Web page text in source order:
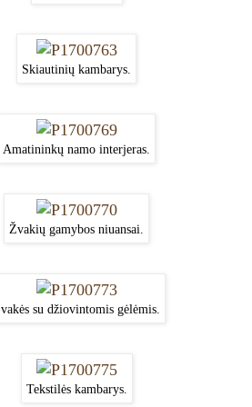
Skiautinių kambarys.
Amatininkų namo interjeras.
Žvakių gamybos niuansai.
su džiovintomis gėlėmis.
Tekstilės kambarys.